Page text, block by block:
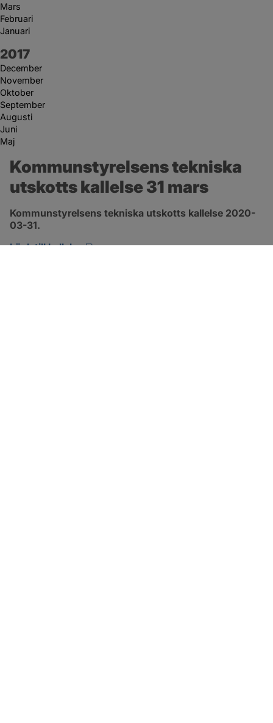
Mars
Februari
Januari
År:
2017
December
November
Oktober
September
Augusti
Juni
Maj
Kommunstyrelsens tekniska
utskotts kallelse 31 mars
Kommunstyrelsens tekniska utskotts kallelse 2020-
03-31.
Länk till kallelse
pdf, öppnas i nytt fönster.